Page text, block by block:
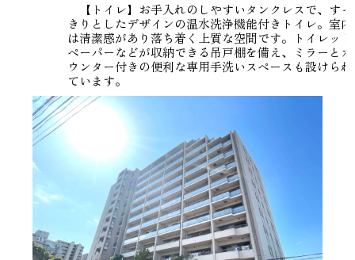
【トイレ】お手入れのしやすいタンクレスで、すっ
きりとしたデザインの温水洗浄機能付きトイレ。室内
は清潔感があり落ち着く上質な空間です。トイレット
ペーパーなどが収納できる吊戸棚を備え、ミラーとカ
ウンター付きの便利な専用手洗いスペースも設けられ
ています。